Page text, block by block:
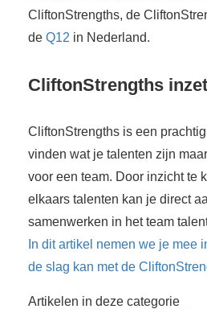
CliftonStrengths, de
de Q12 in Nederland.
CliftonStrengths
CliftonStrengths is een
vinden wat je talenten zijn
voor een team. Door inzicht te
elkaars talenten kan je direct
samenwerken in het team
In dit artikel nemen we je mee
de slag kan met de
Artikelen in deze categorie